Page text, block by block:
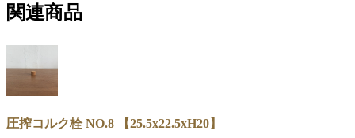
関連商品
圧搾コルク栓 NO.8 【25.5x22.5xH20】